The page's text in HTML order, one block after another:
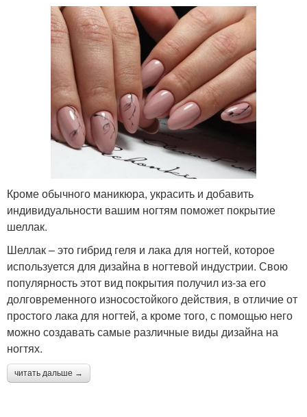
Кроме обычного маникюра, украсить и добавить
индивидуальности вашим ногтям поможет покрытие
шеллак.
Шеллак – это гибрид геля и лака для ногтей, которое
используется для дизайна в ногтевой индустрии. Свою
популярность этот вид покрытия получил из-за его
долговременного износостойкого действия, в отличие от
простого лака для ногтей, а кроме того, с помощью него
можно создавать самые различные виды дизайна на
ногтях.
читать дальше →